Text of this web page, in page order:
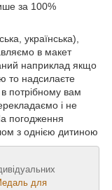
за 100%
українська),
в макет
наприклад якщо
то надсилаєте
потрібному вам
і не
погодження
з однією дитиною
для